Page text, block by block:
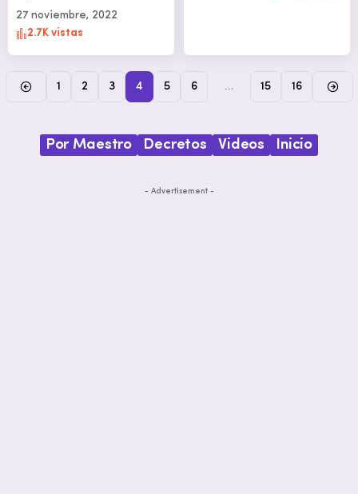
27 noviembre, 2022
2.7K vistas
1 2 3 4 5 6 … 15 16
Por Maestro Decretos Videos Inicio
- Advertisement -